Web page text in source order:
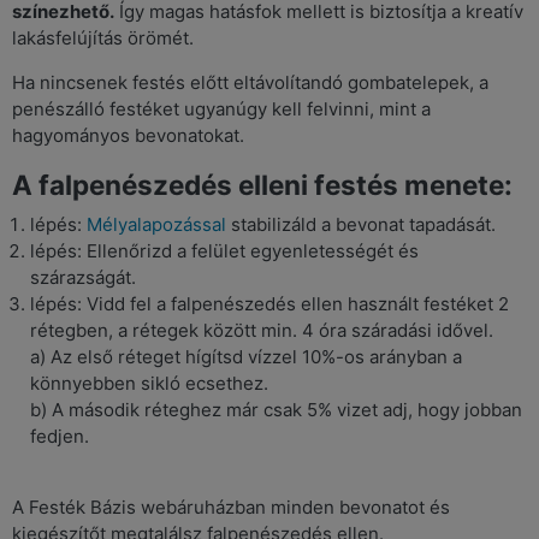
színezhető. Így magas hatásfok mellett is biztosítja a kreatív
lakásfelújítás örömét.
Ha nincsenek festés előtt eltávolítandó gombatelepek, a
penészálló festéket ugyanúgy kell felvinni, mint a
hagyományos bevonatokat.
A falpenészedés elleni festés menete:
lépés: Mélyalapozással stabilizáld a bevonat tapadását.
lépés: Ellenőrizd a felület egyenletességét és
szárazságát.
lépés: Vidd fel a falpenészedés ellen használt festéket 2
rétegben, a rétegek között min. 4 óra száradási idővel.
a) Az első réteget hígítsd vízzel 10%-os arányban a
könnyebben sikló ecsethez.
b) A második réteghez már csak 5% vizet adj, hogy jobban
fedjen.
A Festék Bázis webáruházban minden bevonatot és
kiegészítőt megtalálsz falpenészedés ellen.